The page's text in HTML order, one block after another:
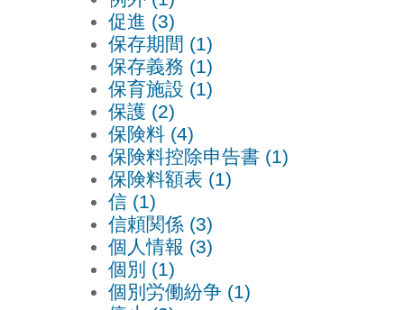
促進 (3)
保存期間 (1)
保存義務 (1)
保育施設 (1)
保護 (2)
保険料 (4)
保険料控除申告書 (1)
保険料額表 (1)
信 (1)
信頼関係 (3)
個人情報 (3)
個別 (1)
個別労働紛争 (1)